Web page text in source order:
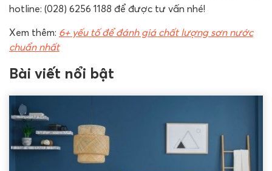
hotline: (028) 6256 1188 để được tư vấn nhé!
Xem thêm: 6+ yếu tố để đánh giá chất lượng sơn nước
chuẩn nhất
Bài viết nổi bật